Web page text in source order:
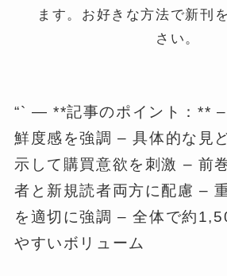
ます。お好きな方法で新刊
さい。
“` — **記事のポイント：**
鮮度感を強調 – 具体的な見
示して購買意欲を刺激 – 前
者と新規読者両方に配慮 –
を適切に強調 – 全体で約
やすいボリューム